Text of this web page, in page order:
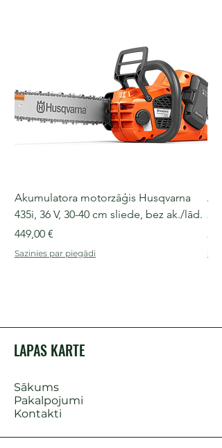
Akumulatora motorzāģis Husqvarna
435i, 36 V, 30-40 cm sliede, bez ak./lād.
Cena
449,00 €
Sazinies par piegādi
LAPAS KARTE
Sākums
Pakalpojumi
Kontakti